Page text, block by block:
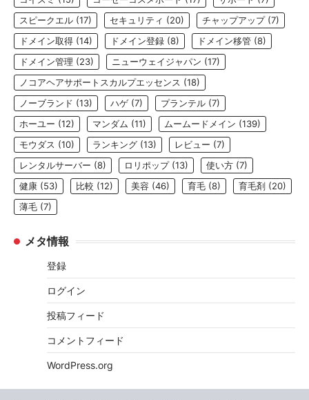
スピークエル (17) セキュリティ (20) チャップアップ(7)
ドメイン取得 (14) ドメイン登録 (8) ドメイン移管 (8)
ドメイン管理 (23) ニューウェイジャパン (17)
ノコアヘアサポートスカルプエッセンス (18)
ノーブランド (13) ハゲ (7) プランテル (7)
ホーユー (12) マンダム (11) ムームードメイン (139)
モウダス (10) ランキング (13) レビュー (7)
レンタルサーバー (8) ロリポップ(13) 使い方 (7)
健康 (53) 比較 (12) 美容 (46) 育毛 (8) 育毛剤 (20)
薄毛 (7)
メタ情報
登録
ログイン
投稿フィード
コメントフィード
WordPress.org